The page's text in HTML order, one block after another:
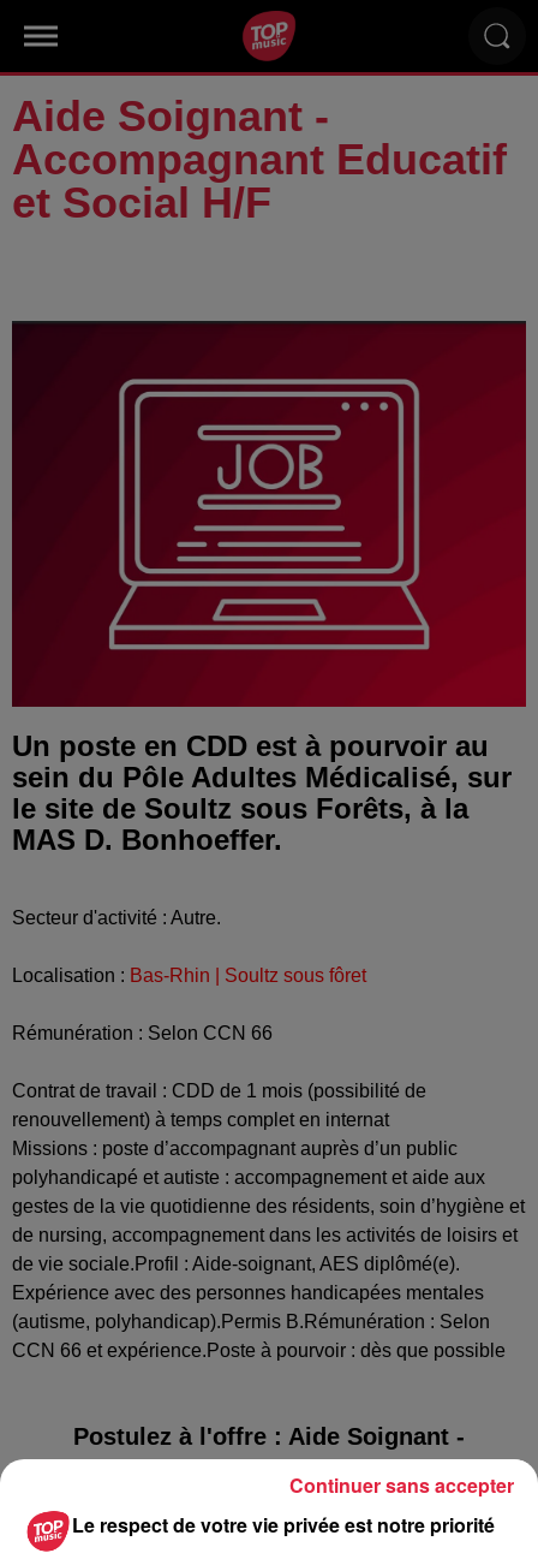
Aide Soignant -
Accompagnant Educatif
et Social H/F
Un poste en CDD est à pourvoir au
sein du Pôle Adultes Médicalisé, sur
le site de Soultz sous Forêts, à la
MAS D. Bonhoeffer.
Secteur d'activité : Autre.
Localisation : Bas-Rhin | Soultz sous fôret
Rémunération : Selon CCN 66
Contrat de travail : CDD de 1 mois (possibilité de
renouvellement) à temps complet en internat
Missions : poste d’accompagnant auprès d’un public
polyhandicapé et autiste : accompagnement et aide aux
gestes de la vie quotidienne des résidents, soin d’hygiène et
de nursing, accompagnement dans les activités de loisirs et
de vie sociale.Profil : Aide-soignant, AES diplômé(e).
Expérience avec des personnes handicapées mentales
(autisme, polyhandicap).Permis B.Rémunération : Selon
CCN 66 et expérience.Poste à pourvoir : dès que possible
Postulez à l'offre : Aide Soignant -
Accompagnant Educatif et Social H/F
Le respect de votre vie privée est notre priorité
Continuer sans accepter